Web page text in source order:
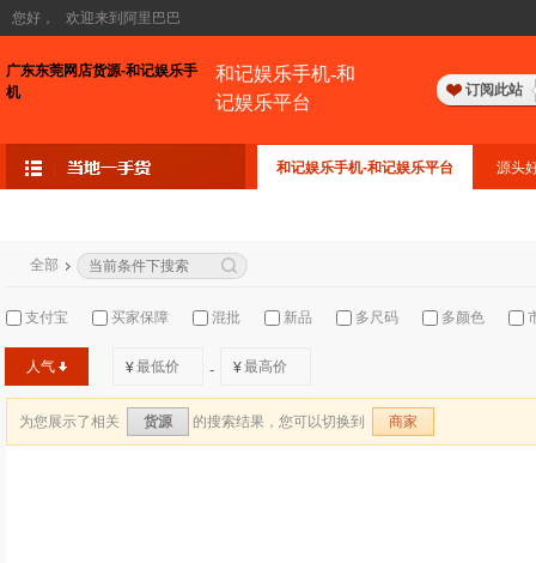
您好， 欢迎来到阿里巴巴
广东东莞网店货源-和记娱乐手
机
和记娱乐手机-和
记娱乐平台
订阅此站
和记娱乐手机-和记娱乐平台 源头
全部
支付宝 买家保障 混批 新品 多尺码 多颜色
人气 ¥ - ¥
为您展示了相关 货源 的搜索结果，您可以切换到 商家